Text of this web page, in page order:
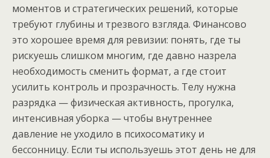
моментов и стратегических решений, которые
требуют глубины и трезвого взгляда. Финансово
это хорошее время для ревизии: понять, где ты
рискуешь слишком многим, где давно назрела
необходимость сменить формат, а где стоит
усилить контроль и прозрачность. Телу нужна
разрядка — физическая активность, прогулка,
интенсивная уборка — чтобы внутреннее
давление не уходило в психосоматику и
бессонницу. Если ты используешь этот день не для